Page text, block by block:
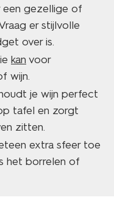
een gezellige of
er stijlvolle
over is.
kan voor
wijn.
je wijn perfect
tafel en zorgt
zitten.
extra sfeer toe
het borrelen of